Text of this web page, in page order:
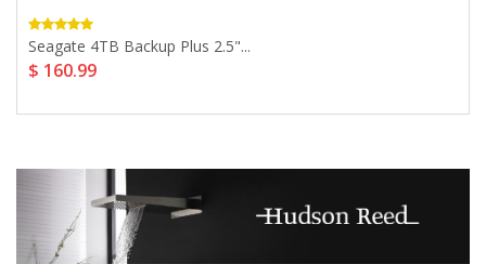
Seagate 4TB Backup Plus 2.5"...
$ 160.99